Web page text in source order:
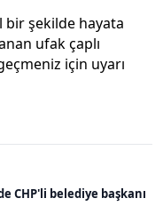
bir şekilde hayata
ufak çaplı
için uyarı
CHP'li belediye başkanı